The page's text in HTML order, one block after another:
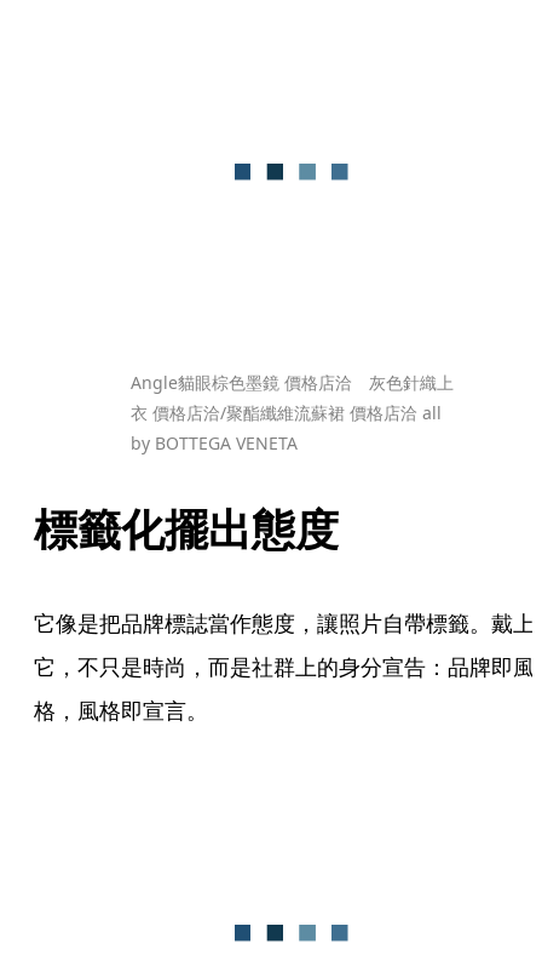
Angle貓眼棕色墨鏡 價格店洽　灰色針織上
衣 價格店洽/聚酯纖維流蘇裙 價格店洽 all
by BOTTEGA VENETA
標籤化擺出態度
它像是把品牌標誌當作態度，讓照片自帶標籤。戴上
它，不只是時尚，而是社群上的身分宣告：品牌即風
格，風格即宣言。